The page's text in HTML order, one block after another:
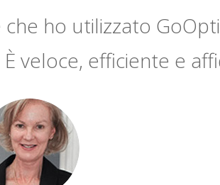
ho utilizzato
veloce, efficiente e